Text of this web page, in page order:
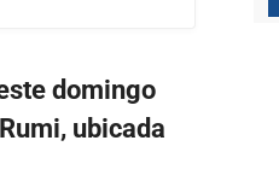
domingo
ubicada